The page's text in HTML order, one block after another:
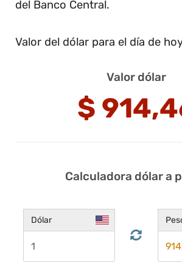
del Banco Central.
Valor del dólar para el día de
Valor dólar
$
Calculadora dólar a
Dólar